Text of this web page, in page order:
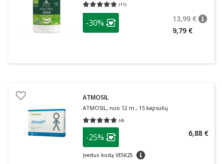
(11)
Vidutinis įvertinimas 5.00
patarimas
Lojalumo klubo narių nuolaida
-30% 13,99 €
9,79 €
ATMOSIL
ATMOSIL, nuo 12 m., 15 kapsulių
(4)
Vidutinis įvertinimas 5.00
patarimas
Lojalumo klubo narių nuolaida
-25%
Įvedus kodą VESK25 patarimas
6,88 €